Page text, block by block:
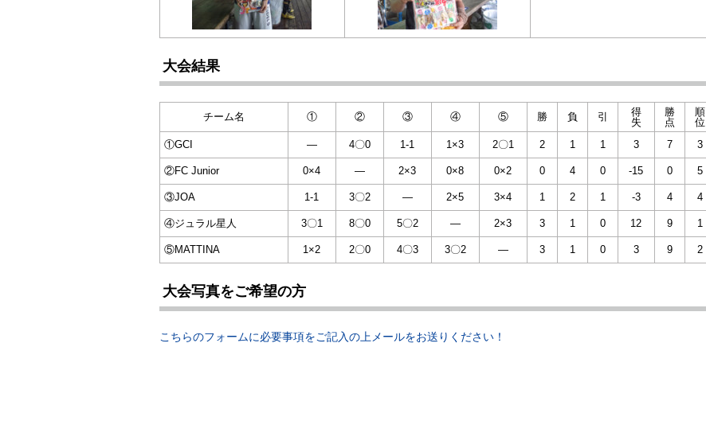
大会結果
チーム名 ① ② ③ ④ ⑤ 勝 負 引
得
失
勝
点
順
位
①GCI
— 4〇0 1-1 1×3 2〇1 2 1 1 3 7 3
②FC Junior 0×4 — 2×3 0×8 0×2 0 4 0 -15 0 5
③JOA 1-1 3〇2 — 2×5 3×4 1 2 1 -3 4 4
④ジュラル星人 3〇1 8〇0 5〇2 — 2×3 3 1 0 12 9 1
⑤MATTINA 1×2 2〇0 4〇3 3〇2 — 3 1 0 3 9 2
大会写真をご希望の方
こちらのフォームに必要事項をご記入の上メールをお送りください！